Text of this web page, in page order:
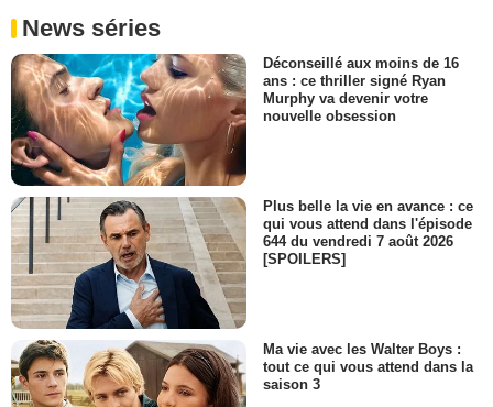
News séries
Déconseillé aux moins de 16
ans : ce thriller signé Ryan
Murphy va devenir votre
nouvelle obsession
Plus belle la vie en avance : ce
qui vous attend dans l'épisode
644 du vendredi 7 août 2026
[SPOILERS]
Ma vie avec les Walter Boys :
tout ce qui vous attend dans la
saison 3